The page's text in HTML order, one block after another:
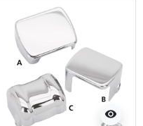
visibility